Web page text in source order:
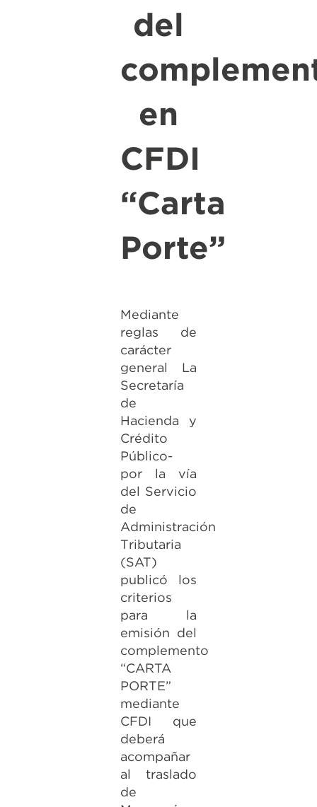
del
en
CFDI
“Carta
Porte”
Mediante
reglas de
carácter
general La
Secretaría
de
Hacienda y
Crédito
Público-
por la vía
del Servicio
de
Administración
Tributaria
(SAT)
publicó los
criterios
para la
emisión del
complemento
“CARTA
PORTE”
mediante
CFDI que
deberá
acompañar
al traslado
de